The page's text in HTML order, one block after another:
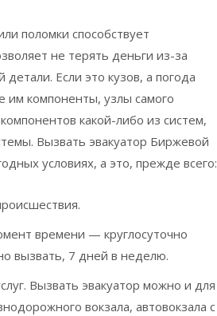
поломки способствует
не терять деньги из-за
Если это кузов, а погода
им компоненты, узлы самого
какой-либо из систем,
Вызвать эвакуатор Биржевой
условиях, а это, прежде всего:
времени — круглосуточно
вызвать, 7 дней в неделю.
Вызвать эвакуатор можно и для
вокзала, автовокзала с